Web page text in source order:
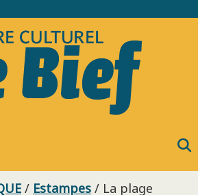
/ Estampes / La plage